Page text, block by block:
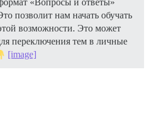
«Вопросы и ответы»
позволит нам начать обучать
возможности. Это может
переключения тем в личные
[image]